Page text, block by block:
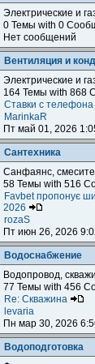
Электрические и
0 Темы with 0
Нет сообщений
Вентиляция и
Электрические и
164 Темы with 868
Ставки с телефона
MarinkaR
Пт май 01, 2026
Сантехника
Санфаянс,
58 Темы with 516
Favbet пропонує
2026
rozaS
Пт июн 26, 2026
Водоснабжение
Водопровод,
77 Темы with 456
Re: Скважина
levaria
Пн мар 30, 2026
Водоподготовка